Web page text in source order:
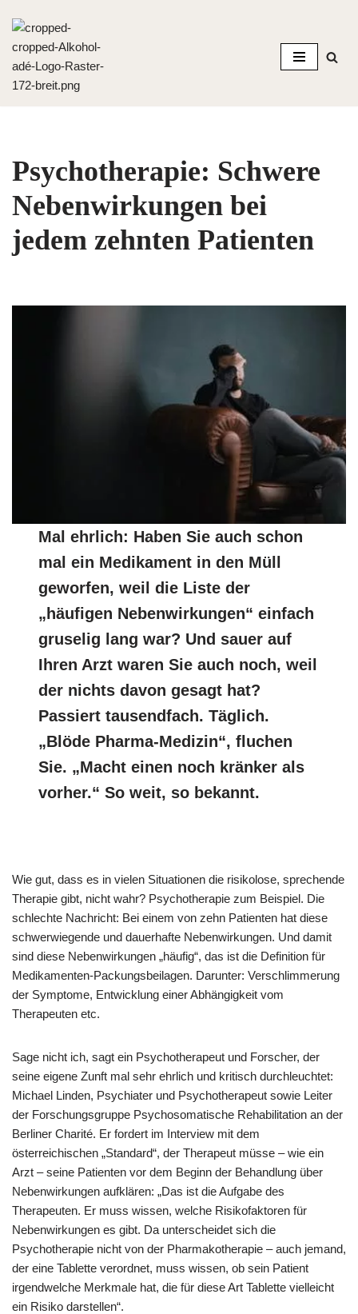
Zum
Inhalt
springen
Psychotherapie: Schwere
Nebenwirkungen bei
jedem zehnten Patienten
Mal ehrlich: Haben Sie auch schon
mal ein Medikament in den Müll
geworfen, weil die Liste der
„häufigen Nebenwirkungen“ einfach
gruselig lang war? Und sauer auf
Ihren Arzt waren Sie auch noch, weil
der nichts davon gesagt hat?
Passiert tausendfach. Täglich.
„Blöde Pharma-Medizin“, fluchen
Sie. „Macht einen noch kränker als
vorher.“ So weit, so bekannt.
Wie gut, dass es in vielen Situationen die risikolose, sprechende
Therapie gibt, nicht wahr? Psychotherapie zum Beispiel. Die
schlechte Nachricht: Bei einem von zehn Patienten hat diese
schwerwiegende und dauerhafte Nebenwirkungen. Und damit
sind diese Nebenwirkungen „häufig“, das ist die Definition für
Medikamenten-Packungsbeilagen. Darunter: Verschlimmerung
der Symptome, Entwicklung einer Abhängigkeit vom
Therapeuten etc.
Sage nicht ich, sagt ein Psychotherapeut und Forscher, der
seine eigene Zunft mal sehr ehrlich und kritisch durchleuchtet:
Michael Linden, Psychiater und Psychotherapeut sowie Leiter
der Forschungsgruppe Psychosomatische Rehabilitation an der
Berliner Charité. Er fordert im Interview mit dem
österreichischen „Standard“, der Therapeut müsse – wie ein
Arzt – seine Patienten vor dem Beginn der Behandlung über
Nebenwirkungen aufklären: „Das ist die Aufgabe des
Therapeuten. Er muss wissen, welche Risikofaktoren für
Nebenwirkungen es gibt. Da unterscheidet sich die
Psychotherapie nicht von der Pharmakotherapie – auch jemand,
der eine Tablette verordnet, muss wissen, ob sein Patient
irgendwelche Merkmale hat, die für diese Art Tablette vielleicht
ein Risiko darstellen“.